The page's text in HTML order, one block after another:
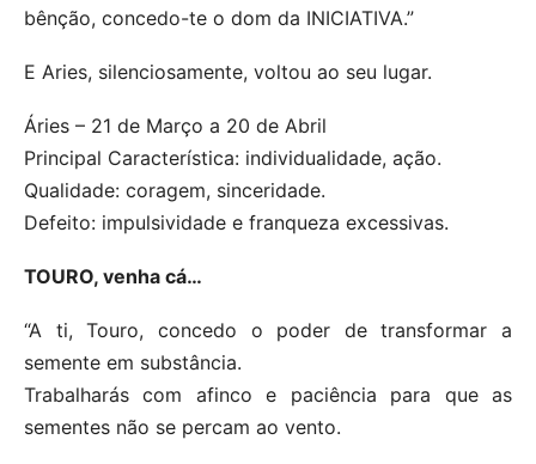
bênção, concedo-te o dom da INICIATIVA.”
E Aries, silenciosamente, voltou ao seu lugar.
Áries – 21 de Março a 20 de Abril
Principal Característica: individualidade, ação.
Qualidade: coragem, sinceridade.
Defeito: impulsividade e franqueza excessivas.
TOURO, venha cá…
“A ti, Touro, concedo o poder de transformar a
semente em substância.
Trabalharás com afinco e paciência para que as
sementes não se percam ao vento.